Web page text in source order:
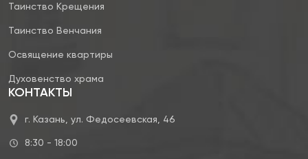
Таинство Крещения
Таинство Венчания
Освящение квартиры
Духовенство храма
КОНТАКТЫ
г. Казань, ул. Федосеевская, 46
8:30 - 18:00